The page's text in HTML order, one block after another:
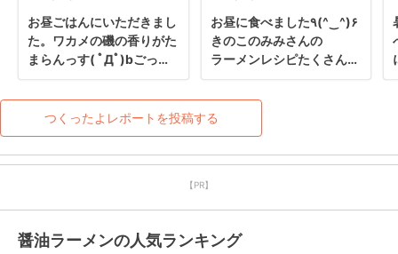
お昼ごはんにいただきまし
た。ワカメの磯の香りがた
まらんっす( ﾟДﾟ)bごっつ
お昼に食べました٩(^‿^)۶
きのこのみみさんの
ラーメンレシピたくさん
とても楽しみです♡♡
つくったよレポートを投稿する
【PR】
醤油ラーメンの人気ランキング